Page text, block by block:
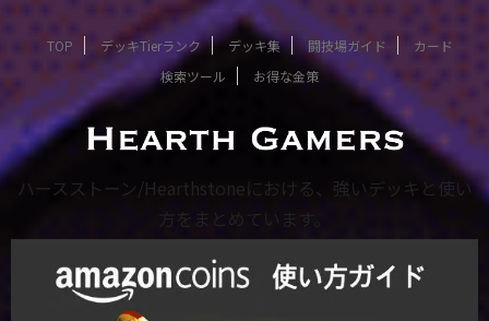
TOP デッキTierランク デッキ集 闘技場ガイド
カード
検索ツール
お得な金策
ハースストーン/Hearthstoneにおける、強いデッキと使い
方をまとめています。